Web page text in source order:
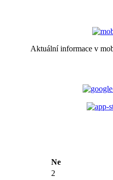
Aktuální informace v
Ne
2